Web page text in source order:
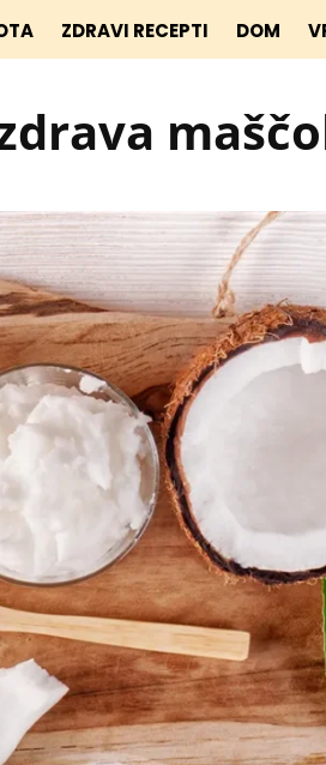
ZDRAVI RECEPTI DOM